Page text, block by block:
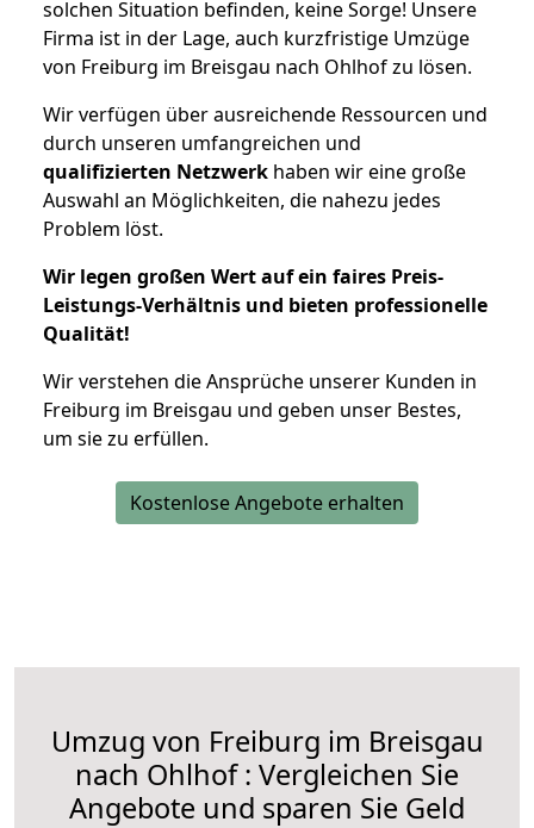
solchen Situation befinden, keine Sorge! Unsere
Firma ist in der Lage, auch kurzfristige Umzüge
von Freiburg im Breisgau nach Ohlhof zu lösen.
Wir verfügen über ausreichende Ressourcen und
durch unseren umfangreichen und
qualifizierten Netzwerk haben wir eine große
Auswahl an Möglichkeiten, die nahezu jedes
Problem löst.
Wir legen großen Wert auf ein faires Preis-
Leistungs-Verhältnis und bieten professionelle
Qualität!
Wir verstehen die Ansprüche unserer Kunden in
Freiburg im Breisgau und geben unser Bestes,
um sie zu erfüllen.
Kostenlose Angebote erhalten
Umzug von Freiburg im Breisgau
nach Ohlhof : Vergleichen Sie
Angebote und sparen Sie Geld